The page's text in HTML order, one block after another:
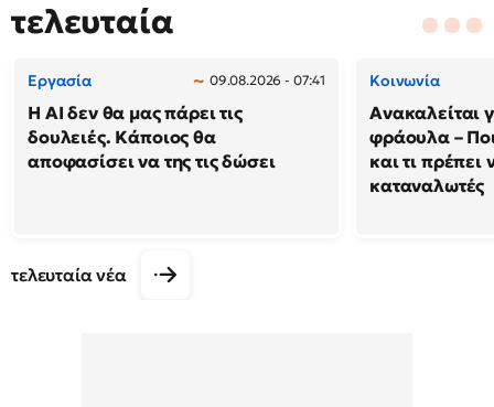
τελευταία
Εργασία 09.08.2026 - 07:41
Η AI δεν θα μας πάρει τις
δουλειές. Κάποιος θα
αποφασίσει να της τις δώσει
Κοινωνία
Ανακαλείται
φράουλα –
και τι πρέπει
καταναλωτές
τελευταία νέα